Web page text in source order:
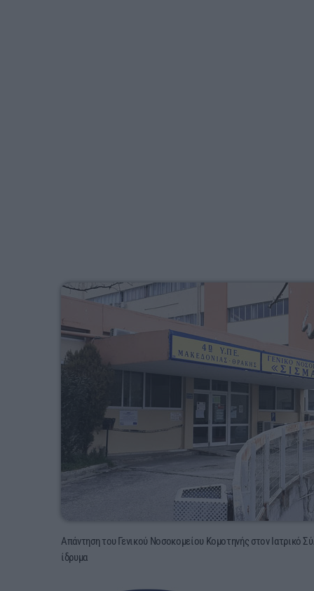
Απάντηση του Γενικού Νοσοκομείου Κομοτηνής στον Ιατρικό
ίδρυμα